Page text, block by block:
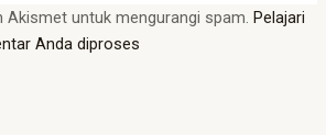
Akismet untuk mengurangi spam. Pelajari
Anda diproses